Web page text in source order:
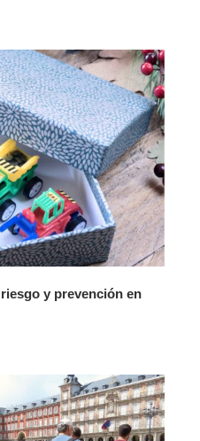
y prevención en